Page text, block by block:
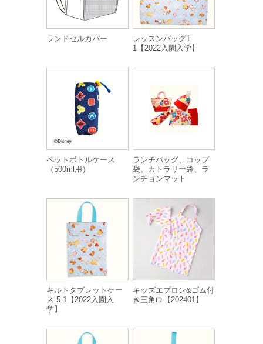
ランドセルカバー
レッスンバッグ1-
1【2022入園入学】
ペットボトルケース
（500ml用）
ランチバッグ、コップ
袋、カトラリー袋、ラ
ンチョンマット
キルトタブレットケー
ス 5-1【2022入園入
学】
キッズエプロン&ゴム付
き三角巾【202401】